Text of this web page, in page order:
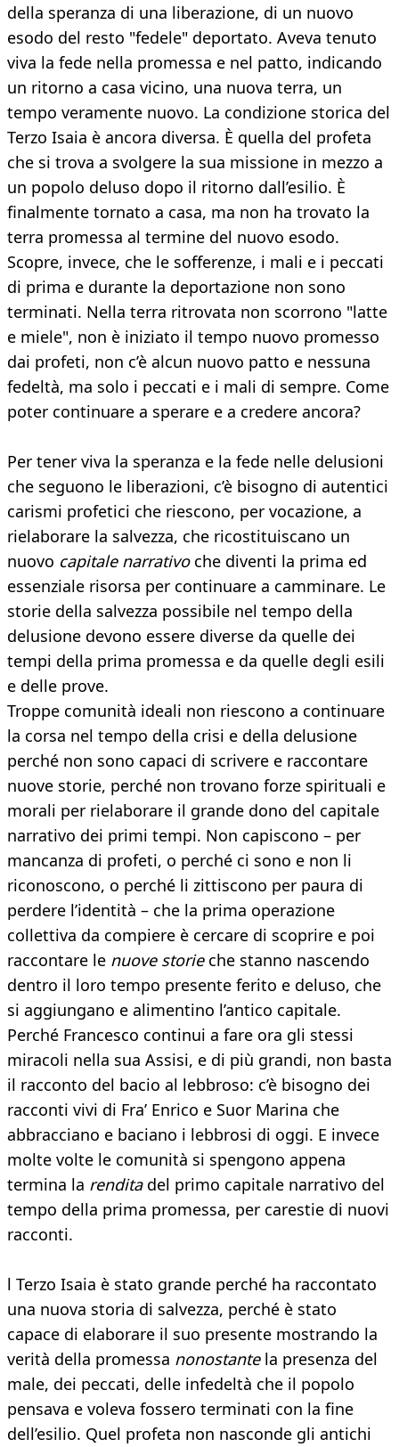
della speranza di una liberazione, di un nuovo
esodo del resto "fedele" deportato. Aveva tenuto
viva la fede nella promessa e nel patto, indicando
un ritorno a casa vicino, una nuova terra, un
tempo veramente nuovo. La condizione storica del
Terzo Isaia è ancora diversa. È quella del profeta
che si trova a svolgere la sua missione in mezzo a
un popolo deluso dopo il ritorno dall’esilio. È
finalmente tornato a casa, ma non ha trovato la
terra promessa al termine del nuovo esodo.
Scopre, invece, che le sofferenze, i mali e i peccati
di prima e durante la deportazione non sono
terminati. Nella terra ritrovata non scorrono "latte
e miele", non è iniziato il tempo nuovo promesso
dai profeti, non c’è alcun nuovo patto e nessuna
fedeltà, ma solo i peccati e i mali di sempre. Come
poter continuare a sperare e a credere ancora?
Per tener viva la speranza e la fede nelle delusioni
che seguono le liberazioni, c’è bisogno di autentici
carismi profetici che riescono, per vocazione, a
rielaborare la salvezza, che ricostituiscano un
nuovo capitale narrativoche diventi la prima ed
essenziale risorsa per continuare a camminare. Le
storie della salvezza possibile nel tempo della
delusione devono essere diverse da quelle dei
tempi della prima promessa e da quelle degli esili
e delle prove.
Troppe comunità ideali non riescono a continuare
la corsa nel tempo della crisi e della delusione
perché non sono capaci di scrivere e raccontare
nuove storie, perché non trovano forze spirituali e
morali per rielaborare il grande dono del capitale
narrativo dei primi tempi. Non capiscono – per
mancanza di profeti, o perché ci sono e non li
riconoscono, o perché li zittiscono per paura di
perdere l’identità – che la prima operazione
collettiva da compiere è cercare di scoprire e poi
raccontare le nuove storieche stanno nascendo
dentro il loro tempo presente ferito e deluso, che
si aggiungano e alimentino l’antico capitale.
Perché Francesco continui a fare ora gli stessi
miracoli nella sua Assisi, e di più grandi, non basta
il racconto del bacio al lebbroso: c’è bisogno dei
racconti vivi di Fra’ Enrico e Suor Marina che
abbracciano e baciano i lebbrosi di oggi. E invece
molte volte le comunità si spengono appena
termina la renditadel primo capitale narrativo del
tempo della prima promessa, per carestie di nuovi
racconti.
l Terzo Isaia è stato grande perché ha raccontato
una nuova storia di salvezza, perché è stato
capace di elaborare il suo presente mostrando la
verità della promessa nonostantela presenza del
male, dei peccati, delle infedeltà che il popolo
pensava e voleva fossero terminati con la fine
dell’esilio. Quel profeta non nasconde gli antichi